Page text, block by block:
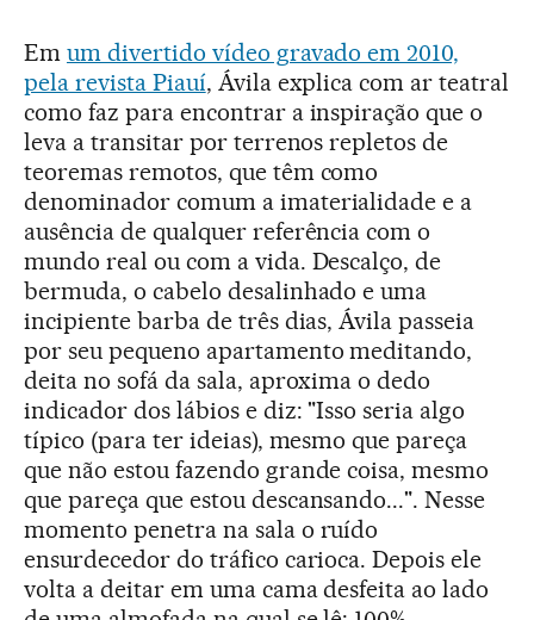
Em um divertido vídeo gravado em 2010,
pela revista Piauí, Ávila explica com ar teatral
como faz para encontrar a inspiração que o
leva a transitar por terrenos repletos de
teoremas remotos, que têm como
denominador comum a imaterialidade e a
ausência de qualquer referência com o
mundo real ou com a vida. Descalço, de
bermuda, o cabelo desalinhado e uma
incipiente barba de três dias, Ávila passeia
por seu pequeno apartamento meditando,
deita no sofá da sala, aproxima o dedo
indicador dos lábios e diz: "Isso seria algo
típico (para ter ideias), mesmo que pareça
que não estou fazendo grande coisa, mesmo
que pareça que estou descansando...". Nesse
momento penetra na sala o ruído
ensurdecedor do tráfico carioca. Depois ele
volta a deitar em uma cama desfeita ao lado